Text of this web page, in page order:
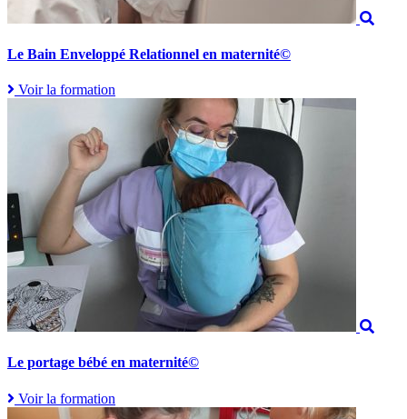
Le Bain Enveloppé Relationnel en maternité©
Voir la formation
Le portage bébé en maternité©
Voir la formation